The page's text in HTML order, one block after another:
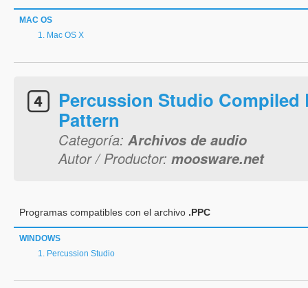
MAC OS
Mac OS X
Percussion Studio Compiled
Pattern
Categoría: Archivos de audio
Autor / Productor: moosware.net
Programas compatibles con el archivo .PPC
WINDOWS
Percussion Studio